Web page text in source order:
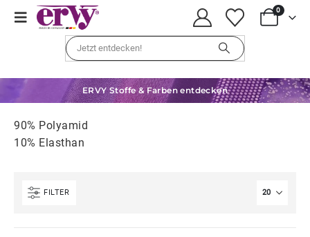
0
ERVY Stoffe & Farben entdecken
90% Polyamid
10% Elasthan
FILTER